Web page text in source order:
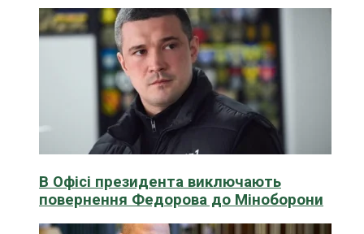
В Офісі президента виключають
повернення Федорова до Міноборони